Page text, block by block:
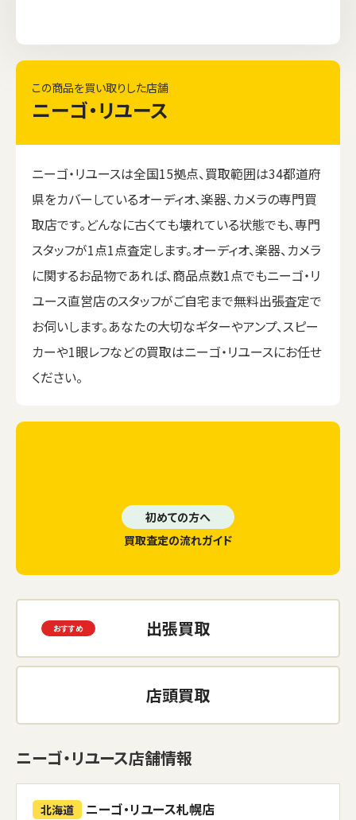
この商品を買い取りした店舗
ニーゴ・リユース
ニーゴ・リユースは全国15拠点、買取範囲は34都道府
県をカバーしているオーディオ、楽器、カメラの専門買
取店です。どんなに古くても壊れている状態でも、専門
スタッフが1点1点査定します。オーディオ、楽器、カメラ
に関するお品物であれば、商品点数1点でもニーゴ・リ
ユース直営店のスタッフがご自宅まで無料出張査定で
お伺いします。あなたの大切なギターやアンプ、スピー
カーや1眼レフなどの買取はニーゴ・リユースにお任せ
ください。
初めての方へ
買取査定の流れガイド
出張買取
店頭買取
ニーゴ・リユース店舗情報
北海道 ニーゴ・リユース札幌店